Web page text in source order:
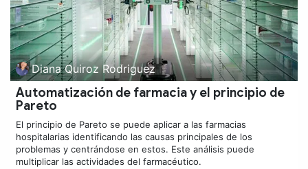
Diana Quiroz Rodriguez
Automatización de farmacia y el principio de
Pareto
El principio de Pareto se puede aplicar a las farmacias
hospitalarias identificando las causas principales de los
problemas y centrándose en estos. Este análisis puede
multiplicar las actividades del farmacéutico.